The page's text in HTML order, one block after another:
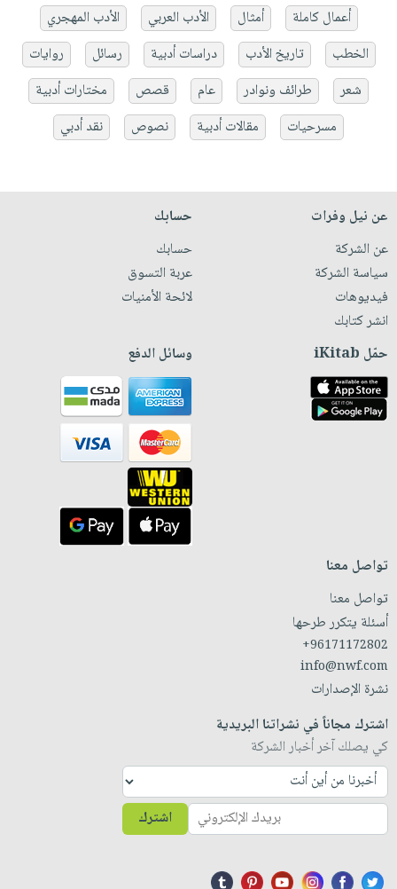
أعمال كاملة
أمثال الأدب العربي
الأدب المهجري
الخطب
تاريخ الأدب دراسات أدبية رسائل
روايات
شعر
طرائف ونوادر عام قصص
مختارات أدبية
مسرحيات
مقالات أدبية نصوص نقد أدبي
عن نيل وفرات
عن الشركة
سياسة الشركة
فيديوهات
انشر كتابك
حسابك
حسابك
عربة التسوق
لائحة الأمنيات
حمّل iKitab وسائل الدفع
تواصل معنا
تواصل معنا
أسئلة يتكرر طرحها
+96171172802
info@nwf.com
نشرة الإصدارات
اشترك مجاناً في نشراتنا البريدية
كي يصلك آخر أخبار الشركة
اشترك